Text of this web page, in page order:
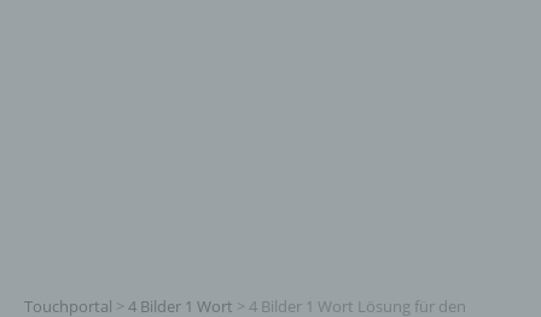
Touchportal > 4 Bilder 1 Wort > 4 Bilder 1 Wort Lösung für den